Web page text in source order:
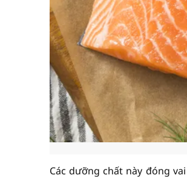
Các dưỡng chất này đóng